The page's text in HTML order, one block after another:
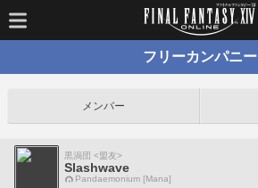
フリーカンパニー
メンバー
黒渦団 <盟友>
Slashwave
Pandaemonium [Mana]